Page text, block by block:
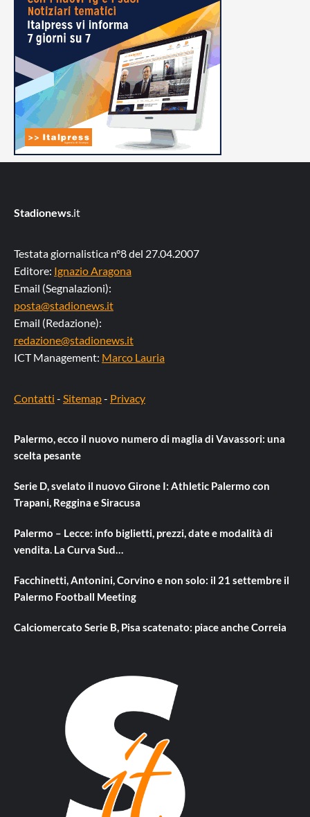
Stadionews.it
Testata giornalistica n°8 del 27.04.2007
Editore: Ignazio Aragona
Email (Segnalazioni):
posta@stadionews.it
Email (Redazione):
redazione@stadionews.it
ICT Management: Marco Lauria
Contatti - Sitemap- Privacy
Palermo, ecco il nuovo numero di maglia di Vavassori: una
scelta pesante
Serie D, svelato il nuovo Girone I: Athletic Palermo con
Trapani, Reggina e Siracusa
Palermo – Lecce: info biglietti, prezzi, date e modalità di
vendita. La Curva Sud…
Facchinetti, Antonini, Corvino e non solo: il 21 settembre il
Palermo Football Meeting
Calciomercato Serie B, Pisa scatenato: piace anche Correia